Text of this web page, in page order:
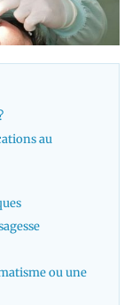
au
ou une